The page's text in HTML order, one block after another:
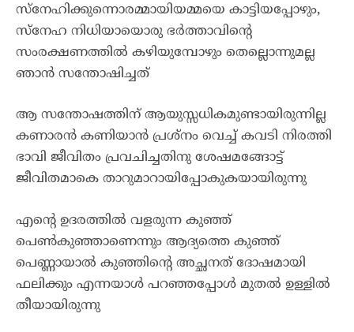
സ്നേഹിക്കുന്നൊരമ്മായിയമ്മയെ കാട്ടിയപ്പോഴും,
സ്നേഹ നിധിയായൊരു ഭർത്താവിന്റെ
സംരക്ഷണത്തിൽ കഴിയുമ്പോഴും തെല്ലൊന്നുമല്ല
ഞാൻ സന്തോഷിച്ചത്
ആ സന്തോഷത്തിന് ആയുസ്സധികമുണ്ടായിരുന്നില്ല
കണാരൻ കണിയാൻ പ്രശ്നം വെച്ച് കവടി നിരത്തി
ഭാവി ജീവിതം പ്രവചിച്ചതിനു ശേഷമങ്ങോട്ട്
ജീവിതമാകെ താറുമാറായിപ്പോകുകയായിരുന്നു
എന്റെ ഉദരത്തിൽ വളരുന്ന കുഞ്ഞ്
പെൺകുഞ്ഞാണെന്നും ആദ്യത്തെ കുഞ്ഞ്
പെണ്ണായാൽ കുഞ്ഞിന്റെ അച്ഛനത് ദോഷമായി
ഫലിക്കും എന്നയാൾ പറഞ്ഞപ്പോൾ മുതൽ ഉള്ളിൽ
തീയായിരുന്നു